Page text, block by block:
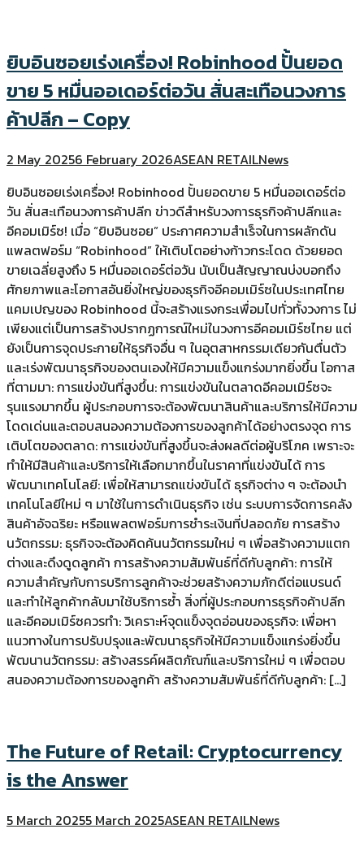
ยิบอินซอยเร่งเครื่อง! Robinhood ปั้นยอด
ขาย 5 หมื่นออเดอร์ต่อวัน สั่นสะเทือนวงการ
ค้าปลีก – Copy
2 May 20256 February 2026ASEAN RETAILNews
ยิบอินซอยเร่งเครื่อง! Robinhood ปั้นยอดขาย 5 หมื่นออเดอร์ต่อ
วัน สั่นสะเทือนวงการค้าปลีก ข่าวดีสำหรับวงการธุรกิจค้าปลีกและ
อีคอมเมิร์ซ! เมื่อ “ยิบอินซอย” ประกาศความสำเร็จในการผลักดัน
แพลตฟอร์ม “Robinhood” ให้เติบโตอย่างก้าวกระโดด ด้วยยอด
ขายเฉลี่ยสูงถึง 5 หมื่นออเดอร์ต่อวัน นับเป็นสัญญาณบ่งบอกถึง
ศักยภาพและโอกาสอันยิ่งใหญ่ของธุรกิจอีคอมเมิร์ซในประเทศไทย
แคมเปญของ Robinhood นี้จะสร้างแรงกระเพื่อมไปทั่วทั้งวงการ ไม่
เพียงแต่เป็นการสร้างปรากฏการณ์ใหม่ในวงการอีคอมเมิร์ซไทย แต่
ยังเป็นการจุดประกายให้ธุรกิจอื่น ๆ ในอุตสาหกรรมเดียวกันตื่นตัว
และเร่งพัฒนาธุรกิจของตนเองให้มีความแข็งแกร่งมากยิ่งขึ้น โอกาส
ที่ตามมา: การแข่งขันที่สูงขึ้น: การแข่งขันในตลาดอีคอมเมิร์ซจะ
รุนแรงมากขึ้น ผู้ประกอบการจะต้องพัฒนาสินค้าและบริการให้มีความ
โดดเด่นและตอบสนองความต้องการของลูกค้าได้อย่างตรงจุด การ
เติบโตของตลาด: การแข่งขันที่สูงขึ้นจะส่งผลดีต่อผู้บริโภค เพราะจะ
ทำให้มีสินค้าและบริการให้เลือกมากขึ้นในราคาที่แข่งขันได้ การ
พัฒนาเทคโนโลยี: เพื่อให้สามารถแข่งขันได้ ธุรกิจต่าง ๆ จะต้องนำ
เทคโนโลยีใหม่ ๆ มาใช้ในการดำเนินธุรกิจ เช่น ระบบการจัดการคลัง
สินค้าอัจฉริยะ หรือแพลตฟอร์มการชำระเงินที่ปลอดภัย การสร้าง
นวัตกรรม: ธุรกิจจะต้องคิดค้นนวัตกรรมใหม่ ๆ เพื่อสร้างความแตก
ต่างและดึงดูดลูกค้า การสร้างความสัมพันธ์ที่ดีกับลูกค้า: การให้
ความสำคัญกับการบริการลูกค้าจะช่วยสร้างความภักดีต่อแบรนด์
และทำให้ลูกค้ากลับมาใช้บริการซ้ำ สิ่งที่ผู้ประกอบการธุรกิจค้าปลีก
และอีคอมเมิร์ซควรทำ: วิเคราะห์จุดแข็งจุดอ่อนของธุรกิจ: เพื่อหา
แนวทางในการปรับปรุงและพัฒนาธุรกิจให้มีความแข็งแกร่งยิ่งขึ้น
พัฒนานวัตกรรม: สร้างสรรค์ผลิตภัณฑ์และบริการใหม่ ๆ เพื่อตอบ
สนองความต้องการของลูกค้า สร้างความสัมพันธ์ที่ดีกับลูกค้า: […]
The Future of Retail: Cryptocurrency
is the Answer
5 March 20255 March 2025ASEAN RETAILNews